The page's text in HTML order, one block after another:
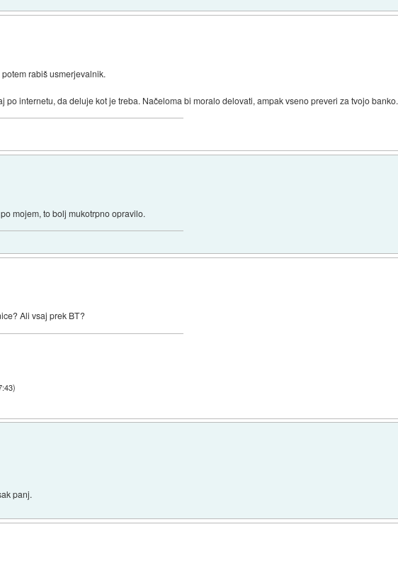
rabiš usmerjevalnik.
po internetu, da deluje kot je treba. Načeloma bi moralo delovati, ampak vseno preveri za tvojo banko.
mojem, to bolj mukotrpno opravilo.
Ali vsaj prek BT?
)
panj.